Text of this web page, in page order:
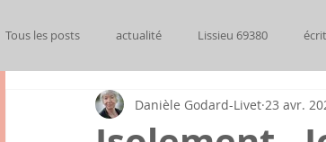
Tous les posts actualité Lissieu 69380
mon histoire familialeDanièle Godard-Livet 23 avr.